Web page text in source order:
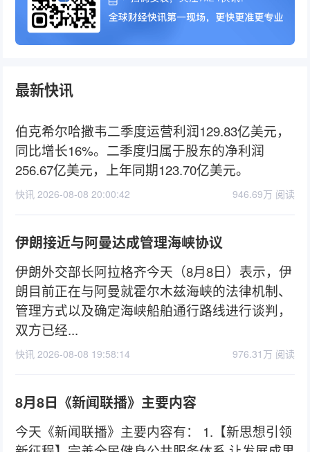
最新快讯
伯克希尔哈撒韦二季度运营利润129.83亿美元，
同比增长16%。二季度归属于股东的净利润
256.67亿美元，上年同期123.70亿美元。
快讯 2026-08-08 20:00:42 946.69万 阅读
伊朗接近与阿曼达成管理海峡协议
伊朗外交部长阿拉格齐今天（8月8日）表示，伊
朗目前正在与阿曼就霍尔木兹海峡的法律机制、
管理方式以及确定海峡船舶通行路线进行谈判，
双方已经...
快讯 2026-08-08 19:58:14 976.31万 阅读
8月8日《新闻联播》主要内容
今天《新闻联播》主要内容有： 1.【新思想引领